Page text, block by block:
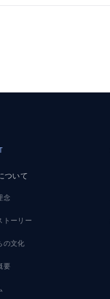
ついて
念
トーリー
の文化
要